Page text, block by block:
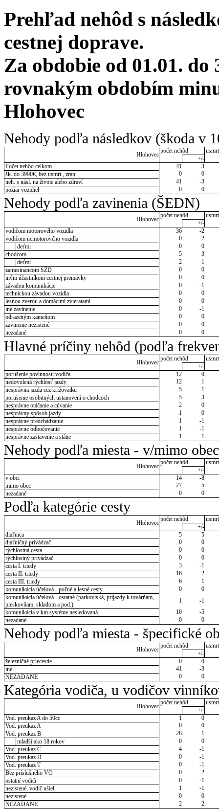
Prehľad nehôd s
cestnej doprave.
Za obdobie od 01.01. do
rovnakým obdobím
Hlohovec
Nehody podľa následkov (škoda v
Hlohovec
počet nehôd
+/-
Počet nehôd celkom
41
-3
šk. do 3990€, bez usmrt., zran.
0
0
neh. s násl. na živote alebo zdraví
41
-3
požiar vozidiel
0 0
Nehody podľa zavinenia (ŠEDN)
Hlohovec
počet nehôd
+/-
vodičom motorového vozidla
36
-2
vodičom nemotorového vozidla
0
-2
deťmi
0
0
chodcom
5
3
deťmi
2
1
zamestnancom SŽD
0
0
iným účastníkom cestnej premávky
0
0
závadou komunikácie
0
-1
technickou závadou vozidla
0
0
lesnou zverou a domácimi zvieratami
0
0
iné zavinenie
0
-1
odrazeným kameňom
0
0
zavinenie nezistené
0
0
nezadané
0 0
Hlavné príčiny nehôd (podľa
Hlohovec
počet nehôd
+/-
porušenie povinnosti vodiča
12
0
nedovolená rýchlosť jazdy
12
1
nesprávna jazda cez križovatku
5
-1
porušenie osobitných ustanovení o chodcoch
5
3
nesprávne otáčanie a cúvanie
2
0
nesprávny spôsob jazdy
1
0
nesprávne predchádzanie
1
-1
nesprávne odbočovanie
1
-1
nesprávne zastavenie a státie
1 1
Nehody podľa miesta - v/mimo obec
Hlohovec
počet nehôd
+/-
v obci
14
-8
mimo obec
27
5
nezadané
0 0
Podľa kategórie cesty
Hlohovec
počet nehôd
+/-
diaľnica
5
5
diaľničný privádzač
0
0
rýchlostná cesta
0
0
rýchlostný privádzač
0
0
cesta I. triedy
3
-1
cesta II. triedy
16
-2
cesta III. triedy
6
1
komunikácia účelová - poľné a lesné cesty
0
0
komunikácia účelová - ostatné (parkoviská, príjazdy k továrňam,
pieskovňam, skladom a pod.)
1
-1
komunikácia v km systéme nesledovaná
10
-5
nezadané
0 0
Nehody podľa miesta - špecifické
Hlohovec
počet nehôd
+/-
železničné priecestie
0
0
iné
41
-3
NEZADANÉ
0 0
Kategória vodiča, u vodičov
Hlohovec
počet nehôd
+/-
Vod. preukaz A do 50cc
1
0
Vod. preukaz A
0
0
Vod. preukaz B
28
1
mladší ako 18 rokov
0
0
Vod. preukaz C
4
-1
Vod. preukaz D
0
-1
Vod. preukaz T
0
-1
Bez príslušného VO
0
-2
ostatní vodiči
0
-1
nezistené, vodič ušiel
1
-1
nezistené
0
0
NEZADANÉ
2 2